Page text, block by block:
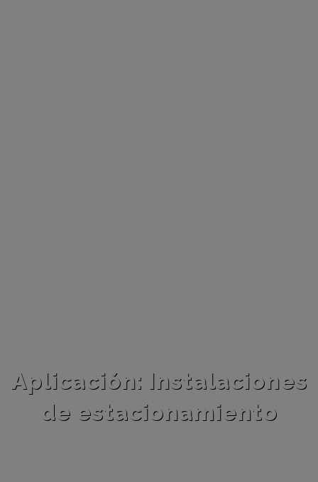
Aplicación: Instalaciones
de estacionamiento